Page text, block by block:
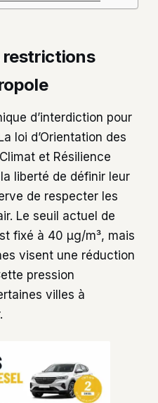
restrictions
d’interdiction pour
loi d’Orientation des
et Résilience
liberté de définir leur
de respecter les
Le seuil actuel de
fixé à 40 µg/m³, mais
visent une réduction
pression
villes à